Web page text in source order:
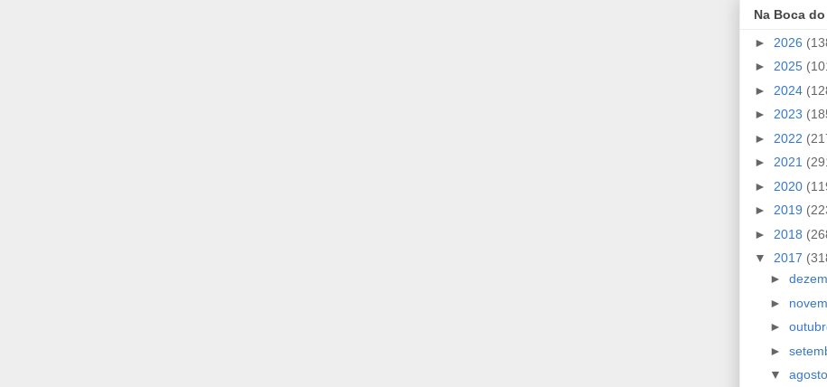
Na Boca
► 2026
► 2025
► 2024
► 2023
► 2022
► 2021
► 2020
► 2019
► 2018
▼ 2017
►
►
►
►
▼ agosto